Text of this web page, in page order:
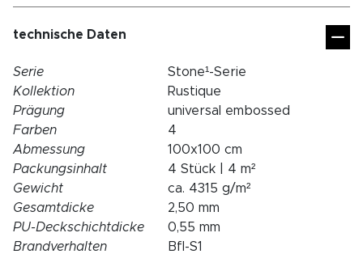
technische Daten
Serie
Stone¹-Serie
Kollektion
Rustique
Prägung
universal embossed
Farben
4
Abmessung
100x100 cm
Packungsinhalt
4 Stück | 4 m²
Gewicht
ca. 4315 g/m²
Gesamtdicke
2,50 mm
PU-Deckschichtdicke
0,55 mm
Brandverhalten
Bfl-S1